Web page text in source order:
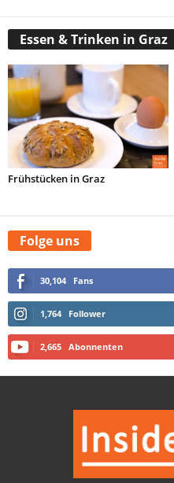
Essen & Trinken in Graz
Frühstücken in Graz
Folge uns
30,104 Fans
1,764 Follower
2,665 Abonnenten